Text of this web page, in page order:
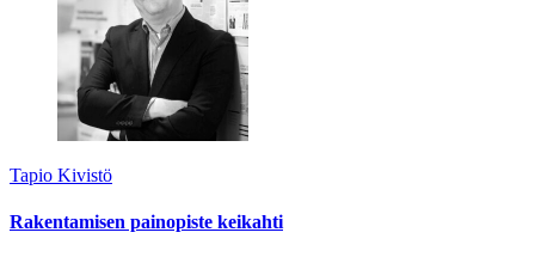
Tapio Kivistö
Rakentamisen painopiste keikahti